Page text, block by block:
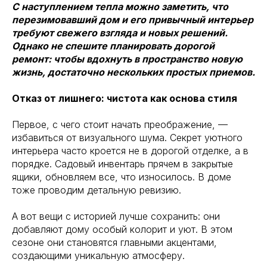
С наступлением тепла можно заметить, что
перезимовавший дом и его привычный интерьер
требуют свежего взгляда и новых решений.
Однако не спешите планировать дорогой
ремонт: чтобы вдохнуть в пространство новую
жизнь, достаточно нескольких простых приемов.
Отказ от лишнего: чистота как основа стиля
Первое, с чего стоит начать преображение, —
избавиться от визуального шума. Секрет уютного
интерьера часто кроется не в дорогой отделке, а в
порядке. Садовый инвентарь прячем в закрытые
ящики, обновляем все, что износилось. В доме
тоже проводим детальную ревизию.
А вот вещи с историей лучше сохранить: они
добавляют дому особый колорит и уют. В этом
сезоне они становятся главными акцентами,
создающими уникальную атмосферу.